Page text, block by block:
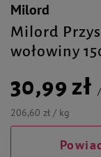
Milord
Milord
wołowiny
30,99 zł
206,60 zł / kg